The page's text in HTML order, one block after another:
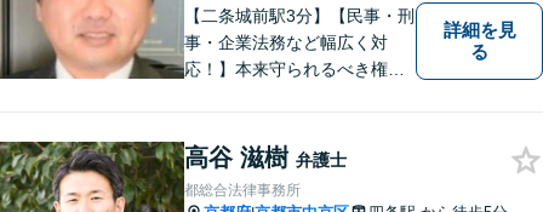
【二条城前駅3分】【民事・刑
事・企業法務など幅広く対
応！】本来守られるべき権
弁護してまいります。お一人
お一人の心情に寄り添いま
す。まずはご相談ください。
詳細を見
る
高谷 滋樹 弁護士
都総合法律事務所